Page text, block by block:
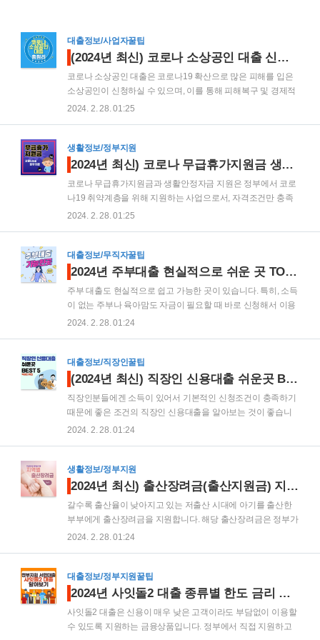
대출정보/사업자꿀팁
(2024년 최신) 코로나 소상공인 대출 신청방법 자격조건 기간 대출은행 완벽정리
코로나 소상공인 대출은 코로나19 확산으로 많은 피해를 입은
소상공인이 신청하실 수 있으며, 이를 통해 피해복구 및 경제적
여건 회복 등 다양한 도움을 받을 수 있습니다. 특히, 소상공인
시는 것이 유리합니다. 코로나 소상공인 대출에 대한 자세한 내
용을 공유드릴테니 참고하셔서 빠르게 지원받으시기 바랍니다.
격 한도금리 코로나 소상공인대출 신청방법 필요서류 승인은행
코로나 소상공인대출 특례보증 기술보증 지역 신용보증 신용보
증 코로나 소상공인 대출이란? 코로나 소상공인 대출은 코로나
19 확산으로 피해와 경제적 손실을 입은 소상공인을 대상..
2024. 2. 28. 01:25
생활정보/정부지원
2024년 최신) 코로나 무급휴가지원금 생활안정자금 정부지원 총정리
코로나 무급휴가지원금과 생활안정자금 지원은 정부에서 코로
나19 취약계층을 위해 지원하는 사업으로서, 자격조건만 충족
한다면 언제든 신청이 가능합니다. 특히, 취약계층에게 생계지
로나19 피해로 인한 무급휴가지원금과 생활안정자금 지원을
자세히 확인하셔서 생활안정에 꼭 도움을 받아보시기 바랍니
일용근로자 지원 소상공인 생활안정자금 지원 노인 일자리 지
원 코로나 무급휴가지원금 긴급생활안정 코로나 무급휴가지원
금 및 긴급생활안정자금 지원은 현재 코로나의 여파로 피해입
은 17개의 광역지자체별 무급휴직자에게 월 50만원을 최대 2개
2024. 2. 28. 01:25
대출정보/무직자꿀팁
2024년 주부대출 현실적으로 쉬운 곳 TOP 6 한번에 알아보기
주부 대출도 현실적으로 쉽고 가능한 곳이 있습니다. 특히, 소득
이 없는 주부나 육아맘도 자금이 필요할 때 바로 신청해서 이용
할 수 있는 곳으로 6가지 상품을 종합해봤는데요. 이 6가지 주부
보시기 바랍니다. 목 차 주부대출 현실적으로 가능한 곳 TOP 6
우리은행 우리 홈마스터론 SBI저축은행 주부론 OK저축은행 주
은행 원큐비상금대출 주부대출 현실적으로 쉬운 곳 TOP 6 1. 우
리은행 우리 홈마스터론 우리은행 우리 홈마스터론은 무직인
주부도 쉽게 이용가능한 주부대출 중 하나입니다. 모두 모바일
신청을 통해 진행되며, 조건에 따라 우..
2024. 2. 28. 01:24
대출정보/직장인꿀팁
(2024년 최신) 직장인 신용대출 쉬운곳 BEST 5 추천 총정리!
직장인분들에겐 소득이 있어서 기본적인 신청조건이 충족하기
때문에 좋은 조건의 직장인 신용대출을 알아보는 것이 좋습니
다. 직장인 신용대출 쉬운곳을 잘 알아두기만 해도 대출이 필요
에 인기가 많은 금융상품으로 BEST 5를 선정해봤으니 직장인
이시라면 이에 대해 필히 참고하시는 걸 추천합니다. 목 차 직장
뱅크 신용대출 NH농협은행 올원 직장인대출 신한은행 쏠편한
직장인대출S 씨티은행 더빠른 신용대출 케이뱅크 직장인 신용
대출 직장인 신용대출 쉬운곳 잘 알아보셔야 합니다 직장인에
게도 급하게 많은 자금이 필요할 때가 있는데요. 그럴때..
2024. 2. 28. 01:24
생활정보/정부지원
2024년 최신) 출산장려금(출산지원금) 지역별 지급받는 방법
갈수록 출산율이 낮아지고 있는 저출산 시대에 아기를 출산한
부부에게 출산장려금을 지원합니다. 해당 출산장려금은 정부가
아닌 지자체에서 지원하는 제도이기 때문에 거주지역별로 지원
참고를 해보시기 바랍니다. 2024 출산장려금이란? 출산장려금
(출산지원금)은 각 시,도,지자체 별로 축하,장려를 명목으로 지
수 있고, 육아에 있어 지원을 통해 많은 도움을 받을 수 있는 제
도라고 할 수 있는데요. 출산용품 및 출산지원금 최소 10만원부
2024. 2. 28. 01:24
대출정보/정부지원꿀팁
2024년 사잇돌2 대출 종류별 한도 금리 자격 신청방법 총정리
사잇돌2 대출은 신용이 매우 낮은 고객이라도 부담없이 이용할
수 있도록 지원하는 금융상품입니다. 정부에서 직접 지원하고